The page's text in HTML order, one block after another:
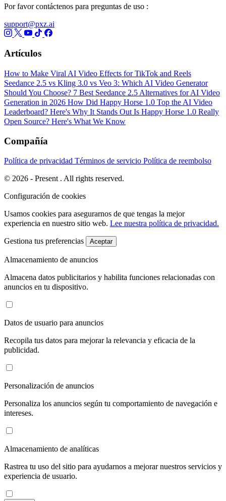
Por favor contáctenos para preguntas de uso :
support@pxz.ai
Artículos
How to Make Viral AI Video Effects for TikTok and Reels
Seedance 2.5 vs Kling 3.0 vs Veo 3: Which AI Video Generator
Should You Choose? 7 Best Seedance 2.5 Alternatives for AI Video
Generation in 2026 How Did Happy Horse 1.0 Top the AI Video
Leaderboard? Here's Why It Stands Out Is Happy Horse 1.0 Really
Open Source? Here's What We Know
Compañía
Política de privacidad Términos de servicio Política de reembolso
© 2026 - Present . All rights reserved.
Configuración de cookies
Usamos cookies para asegurarnos de que tengas la mejor
experiencia en nuestro sitio web. Lee nuestra política de privacidad.
Gestiona tus preferencias Aceptar
Almacenamiento de anuncios
Almacena datos publicitarios y habilita funciones relacionadas con
anuncios en tu dispositivo.
Datos de usuario para anuncios
Recopila tus datos para mejorar la relevancia y eficacia de la
publicidad.
Personalización de anuncios
Personaliza los anuncios según tu comportamiento de navegación e
intereses.
Almacenamiento de analíticas
Rastrea tu uso del sitio para ayudarnos a mejorar nuestros servicios y
experiencia de usuario.